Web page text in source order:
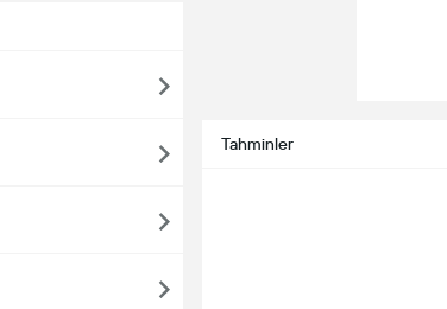
Tahminler